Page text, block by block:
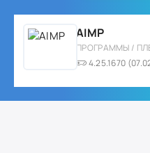
AIMP
ПРОГРАММЫ /
4.25.1670